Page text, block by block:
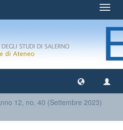
12, no. 40 (Settembre 2023)